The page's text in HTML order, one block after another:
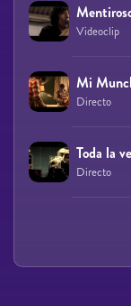
Videoclip
Mi
Directo
Toda la
Directo